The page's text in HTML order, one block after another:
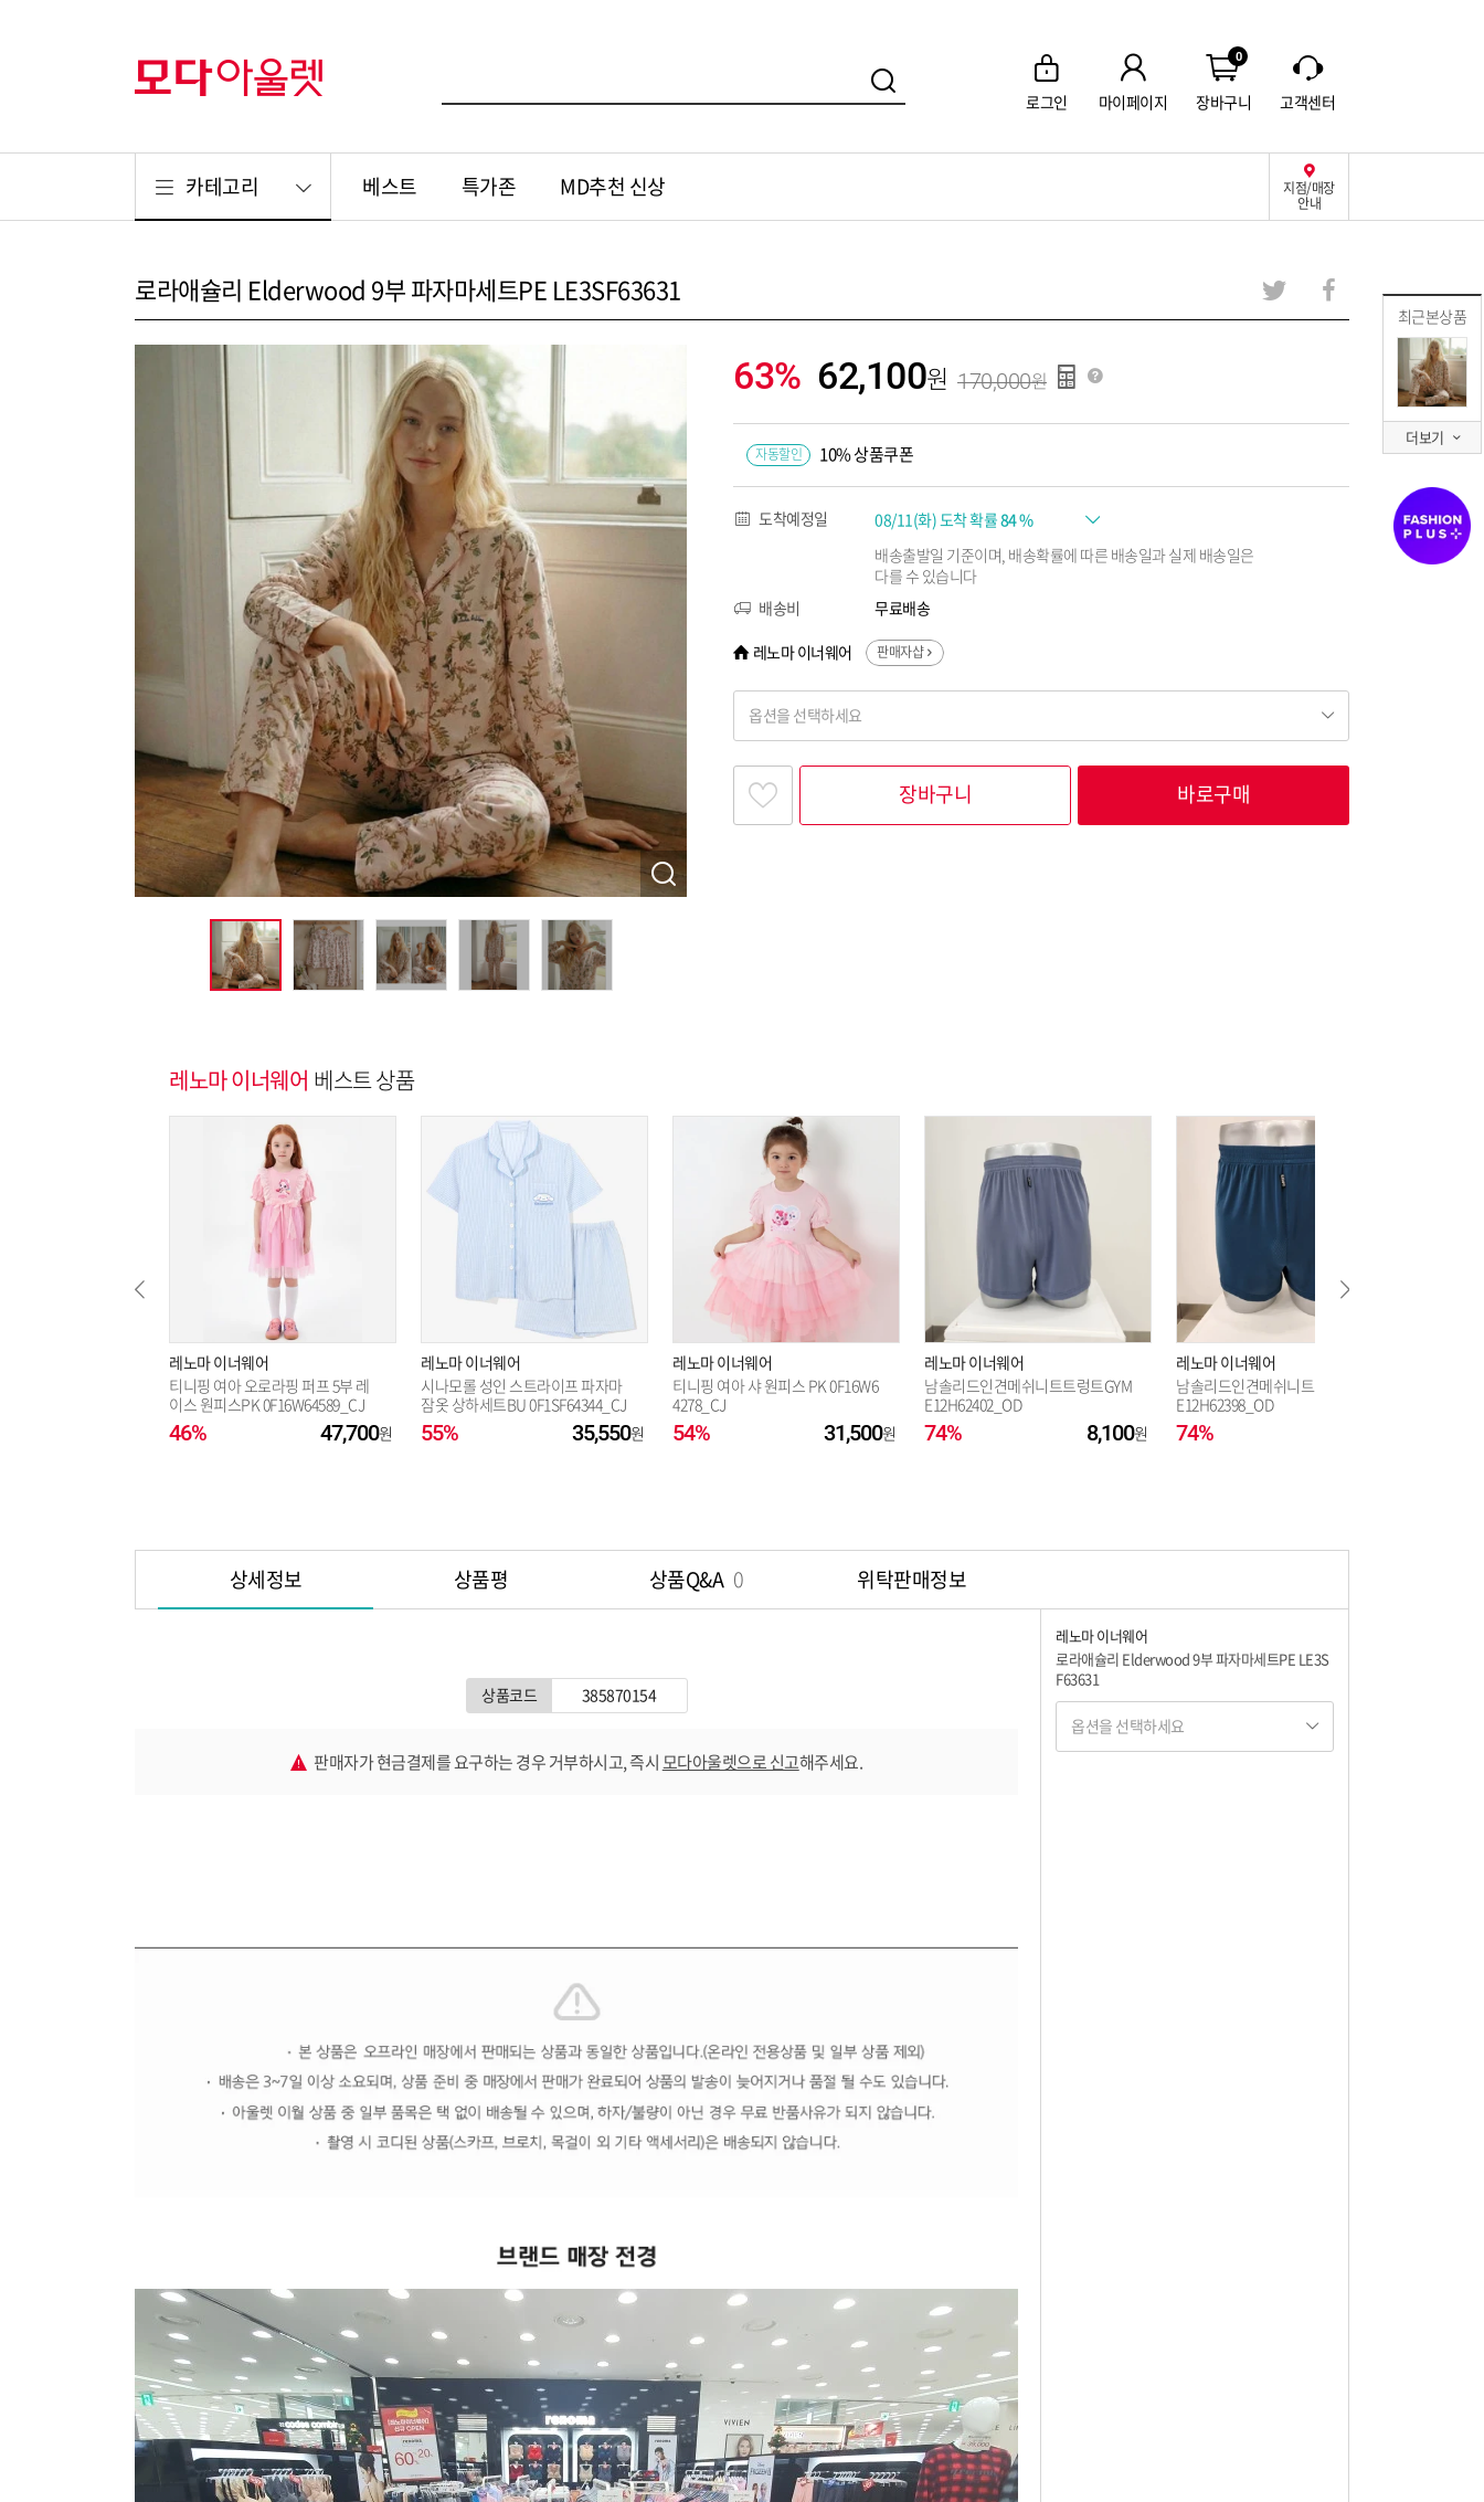
로그인 마이페이지
0
장바구니 고객센터
카테고리 지점/매장
안내
베스트 특가존 MD추천 신상
최근본상품
더보기
로라애슐리 Elderwood 9부 파자마세트PE LE3SF63631
63% 62,100 170,000
자동할인 10% 상품쿠폰
도착예정일 08/11(화) 도착 확률84 %
배송출발일 기준이며, 배송확률에 따른 배송일과 실제 배송일은
다를 수 있습니다
배송비
무료배송
레노마 이너웨어
판매자샵
옵션을 선택하세요
찾고싶은 옵션명을 입력해 주세요
옵션명 1
장바구니 바로구매
레노마 이너웨어 베스트 상품
레노마 이너웨어
티니핑 여아 오로라핑 퍼프 5부 레
이스 원피스PK 0F16W64589_CJ
46% 47,700
레노마 이너웨어
시나모롤 성인 스트라이프 파자마
잠옷 상하세트BU 0F1SF64344_CJ
55% 35,550
레노마 이너웨어
티니핑 여아 샤 원피스 PK 0F16W6
4278_CJ
54% 31,500
레노마 이너웨어
남솔리드인견메쉬니트트렁트GYM
E12H62402_OD
74% 8,100
레노마 이너웨어
남솔리드인견메쉬니트트렁트BGM
E12H62398_OD
74%
상세정보 상품평 상품Q&A 0 위탁판매정보
상품코드 385870154
판매자가 현금결제를 요구하는 경우 거부하시고, 즉시모다아울렛으로 신고해주세요.
레노마 이너웨어
로라애슐리 Elderwood 9부 파자마세트PE LE3S
F63631
옵션을 선택하세요